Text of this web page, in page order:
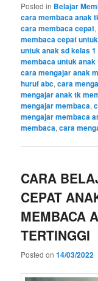
Posted in Belajar
cara membaca anak
cara membaca cepat,
membaca cepat
untuk anak sd kelas 1
membaca untuk anak
cara mengajar anak
huruf abc,cara
mengajar anak tk
mengajar membaca,
mengajar membaca
membaca,cara
CARA
CEPAT
MEMBACA
TERTINGGI
Posted on14/03/2022